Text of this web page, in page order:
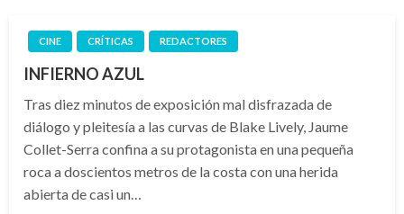
CINE CRÍTICAS REDACTORES
INFIERNO AZUL
Tras diez minutos de exposición mal disfrazada de
diálogo y pleitesía a las curvas de Blake Lively, Jaume
Collet-Serra confina a su protagonista en una pequeña
roca a doscientos metros de la costa con una herida
abierta de casi un…